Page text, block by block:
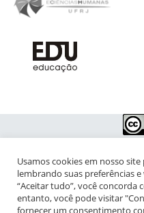
NIPIAC – Núcleo
Adolescência Contemporâneas
Universidade Federal do Rio de
Usamos cookies em nosso
lembrando suas preferências
“Aceitar tudo”, você concorda
entanto, você pode visitar
fornecer um consentimento